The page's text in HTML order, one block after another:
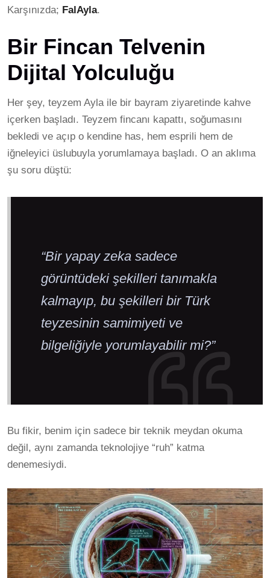
Karşınızda; FalAyla.
Bir Fincan Telvenin
Dijital Yolculuğu
Her şey, teyzem Ayla ile bir bayram ziyaretinde kahve
içerken başladı. Teyzem fincanı kapattı, soğumasını
bekledi ve açıp o kendine has, hem esprili hem de
iğneleyici üslubuyla yorumlamaya başladı. O an aklıma
şu soru düştü:
“Bir yapay zeka sadece
görüntüdeki şekilleri tanımakla
kalmayıp, bu şekilleri bir Türk
teyzesinin samimiyeti ve
bilgeliğiyle yorumlayabilir mi?”
Bu fikir, benim için sadece bir teknik meydan okuma
değil, aynı zamanda teknolojiye “ruh” katma
denemesiydi.